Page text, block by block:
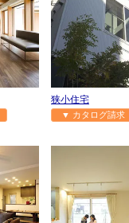
狭小住宅
▼ カタログ請